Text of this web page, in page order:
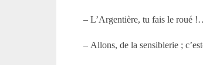
– L’Argentière, tu fais le roué
– Allons, de la sensiblerie ;